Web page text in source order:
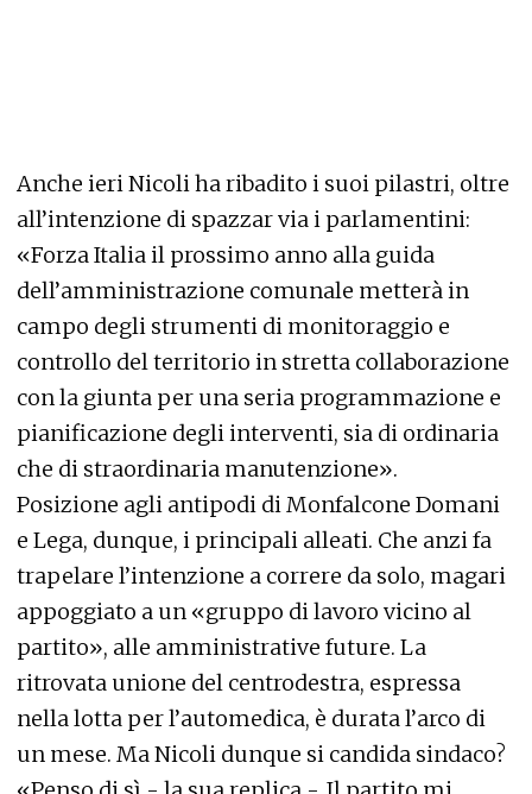
Anche ieri Nicoli ha ribadito i suoi pilastri, oltre
all’intenzione di spazzar via i parlamentini:
«Forza Italia il prossimo anno alla guida
dell’amministrazione comunale metterà in
campo degli strumenti di monitoraggio e
controllo del territorio in stretta collaborazione
con la giunta per una seria programmazione e
pianificazione degli interventi, sia di ordinaria
che di straordinaria manutenzione».
Posizione agli antipodi di Monfalcone Domani
e Lega, dunque, i principali alleati. Che anzi fa
trapelare l’intenzione a correre da solo, magari
appoggiato a un «gruppo di lavoro vicino al
partito», alle amministrative future. La
ritrovata unione del centrodestra, espressa
nella lotta per l’automedica, è durata l’arco di
un mese. Ma Nicoli dunque si candida sindaco?